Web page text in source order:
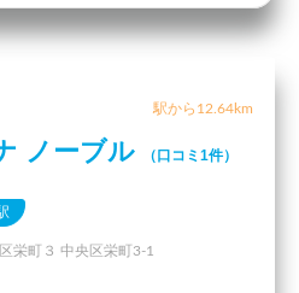
駅から12.64km
ノーブル （口コミ1件）
栄町３ 中央区栄町3-1